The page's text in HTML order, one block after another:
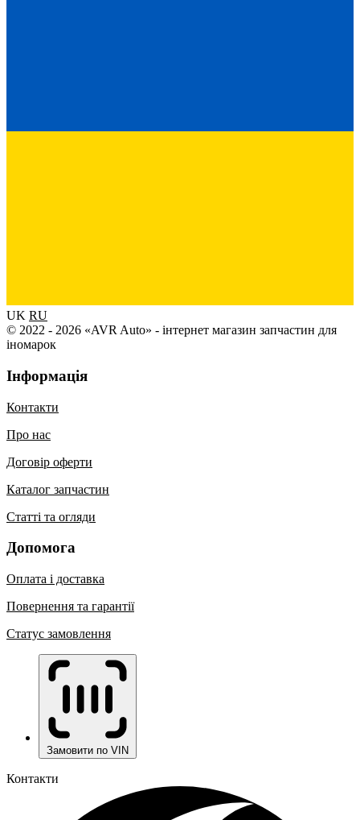
UK RU
© 2022 - 2026 «AVR Auto» - інтернет магазин запчастин для
іномарок
Інформація
Контакти
Про нас
Договір оферти
Каталог запчастин
Статті та огляди
Допомога
Оплата і доставка
Повернення та гарантії
Статус замовлення
Замовити по VIN
Контакти